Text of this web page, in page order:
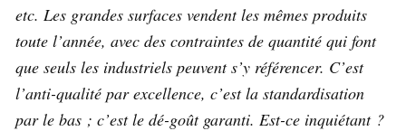
etc. Les grandes surfaces vendent les mêmes produits
toute l’année, avec des contraintes de quantité qui font
que seuls les industriels peuvent s’y référencer. C’est
l’anti-qualité par excellence, c’est la standardisation
par le bas ; c’est le dé-goût garanti. Est-ce inquiétant ?